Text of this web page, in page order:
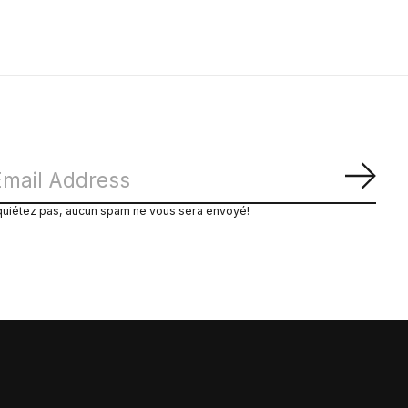
pas, aucun spam ne vous sera envoyé!